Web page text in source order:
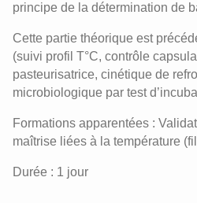
principe de la détermination de
Cette partie théorique est
(suivi profil T°C, contrôle
pasteurisatrice, cinétique de
microbiologique par test
Formations apparentées :
maîtrise liées à la température
Durée : 1 jour